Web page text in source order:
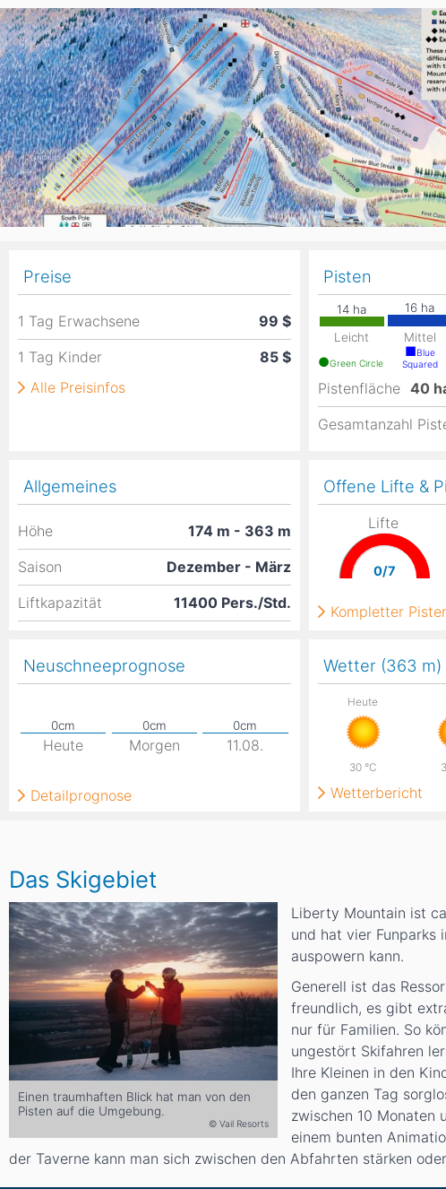
Das Skigebiet
Einen traumhaften Blick hat man von den
Pisten auf die Umgebung.
© Vail Resorts
Liberty Mountain ist
und hat vier Funparks
auspowern kann.
Generell ist das
freundlich, es gibt
nur für Familien. So
ungestört Skifahren
Ihre Kleinen in den
den ganzen Tag
zwischen 10
einem bunten
der Taverne kann man sich zwischen den Abfahrten stärken
Allgemeines
Höhe 174 m - 363 m
Saison
Dezember - März
Liftkapazität
11400 Pers./Std.
Pisten
Leicht
Green Circle
Mittel
Blue
Squared
Pistenfläche 40
Gesamtanzahl
Wetter (363 m)
Heute
30 °C
Wetterbericht
Neuschneeprognose
Heute Morgen 11.08.
Detailprognose
Offene Lifte &
Lifte
0/7
Kompletter
Preise
1 Tag Erwachsene
99 $
1 Tag Kinder
85 $
Alle Preisinfos
Japan China
Iran Indien
Ozeanien
Neuseeland Australien
Südamerika
Ägypten
Südamerika
Argentinien Chile
Asien
Russland China
Blizzard
Nordica
Hagan